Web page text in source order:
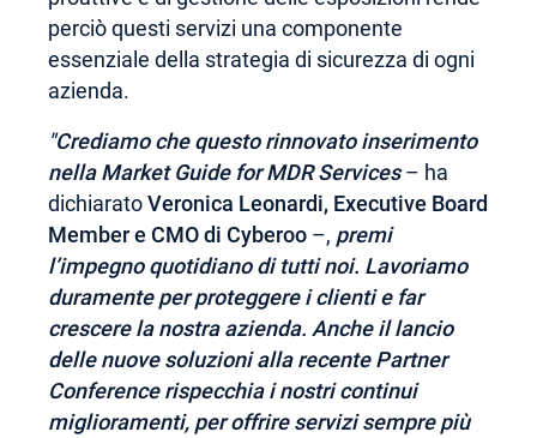
perciò questi servizi una componente
essenziale della strategia di sicurezza di ogni
azienda.
"Crediamo che questo rinnovato inserimento
nella Market Guide for MDR Services– ha
dichiaratoVeronica Leonardi, Executive Board
Member e CMO di Cyberoo –, premi
l’impegno quotidiano di tutti noi. Lavoriamo
duramente per proteggere i clienti e far
crescere la nostra azienda. Anche il lancio
delle nuove soluzioni alla recente Partner
Conference rispecchia i nostri continui
miglioramenti, per offrire servizi sempre più